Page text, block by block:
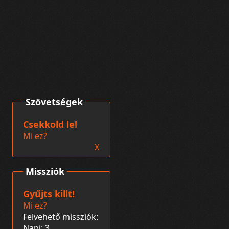
Missziók
Gyűjts killt!
Mi ez?
Felvehető missziók:
Szövetségek
Csekkold le!
Mi ez?
X